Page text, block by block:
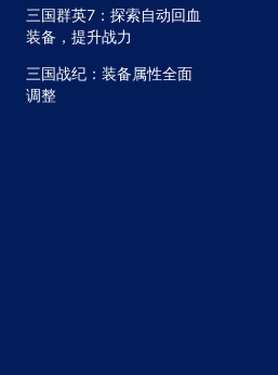
三国群英7：探索自动回血
装备，提升战力
三国战纪：装备属性全面
调整